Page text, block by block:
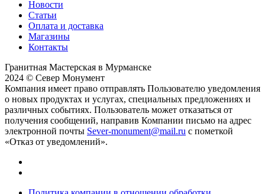
Новости
Статьи
Оплата и доставка
Магазины
Контакты
Гранитная Мастерская в Мурманске
2024 © Север Монумент
Компания имеет право отправлять Пользователю уведомления
о новых продуктах и услугах, специальных предложениях и
различных событиях. Пользователь может отказаться от
получения сообщений, направив Компании письмо на адрес
электронной почты Sever-monument@mail.ru с пометкой
«Отказ от уведомлений».